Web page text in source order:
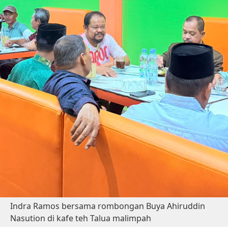
Indra Ramos bersama rombongan Buya Ahiruddin
Nasution di kafe teh Talua malimpah